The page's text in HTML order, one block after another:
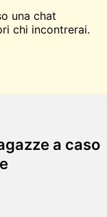
una chat
chi incontrerai.
a caso